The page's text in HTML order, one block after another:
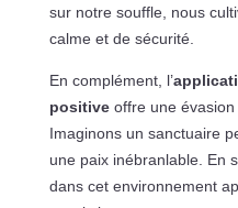
sur notre souffle, nous
calme et de sécurité.
En complément, l’
positiveoffre une évasion
Imaginons un sanctuaire
une paix inébranlable. En
dans cet environnement